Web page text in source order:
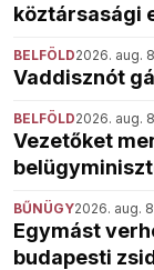
köztársasági
BELFÖLD2026. aug.
Vaddisznót
BELFÖLD2026. aug.
Vezetőket
BŰNÜGY2026. aug.
Egymást
budapesti